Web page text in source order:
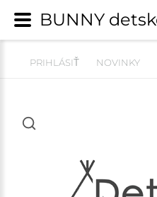
PRIHLÁSIŤ NOVINKY